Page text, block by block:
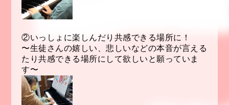
②いっしょに楽しんだり共感できる場所に！
〜生徒さんの嬉しい、悲しいなどの本音が言える
たり共感できる場所にして欲しいと願っていま
す〜